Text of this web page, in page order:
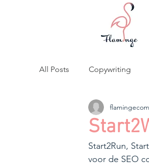
All Posts Copywriting
Start2Run,
voor de SEO